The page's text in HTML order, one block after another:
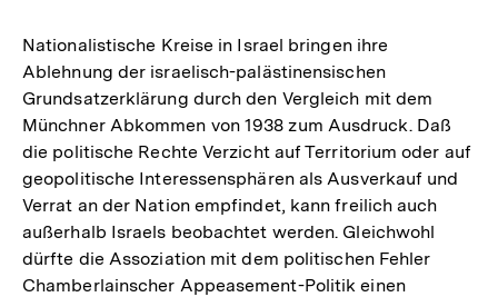
Nationalistische Kreise in Israel bringen ihre
Ablehnung der israelisch-palästinensischen
Grundsatzerklärung durch den Vergleich mit dem
Münchner Abkommen von 1938 zum Ausdruck. Daß
die politische Rechte Verzicht auf Territorium oder auf
geopolitische Interessensphären als Ausverkauf und
Verrat an der Nation empfindet, kann freilich auch
außerhalb Israels beobachtet werden. Gleichwohl
dürfte die Assoziation mit dem politischen Fehler
Chamberlainscher Appeasement-Politik einen